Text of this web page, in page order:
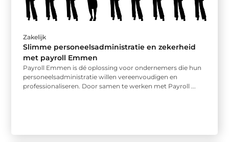
Zakelijk
Slimme personeelsadministratie en zekerheid
met payroll Emmen
Payroll Emmen is dé oplossing voor ondernemers die hun
personeelsadministratie willen vereenvoudigen en
professionaliseren. Door samen te werken met Payroll ...